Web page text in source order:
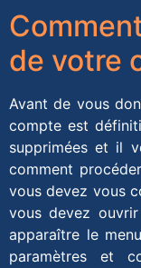
de votre
Avant de vous
compte est
supprimées et il
comment
vous devez vous
vous devez
apparaître le
paramètres et